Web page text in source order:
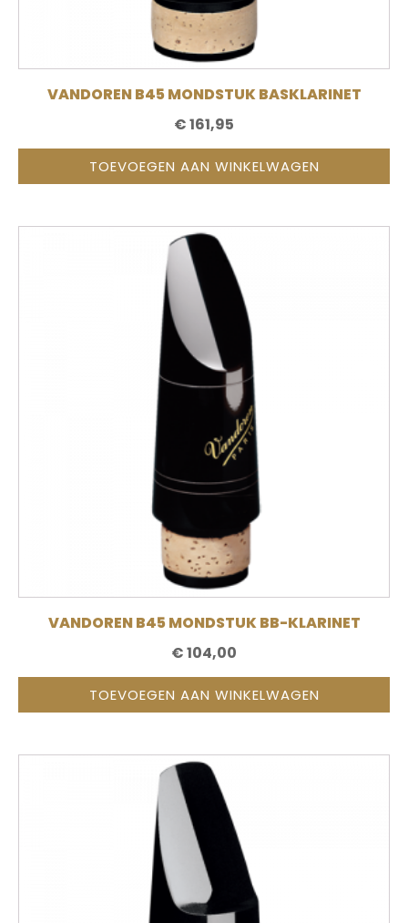
VANDOREN B45 MONDSTUK BASKLARINET
€161,95
TOEVOEGEN AAN WINKELWAGEN
VANDOREN B45 MONDSTUK BB-KLARINET
€104,00
TOEVOEGEN AAN WINKELWAGEN